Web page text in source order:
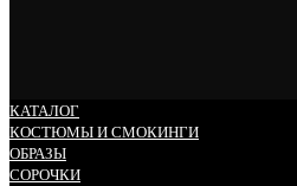
КАТАЛОГ
КОСТЮМЫ И СМОКИНГИ
ОБРАЗЫ
СОРОЧКИ